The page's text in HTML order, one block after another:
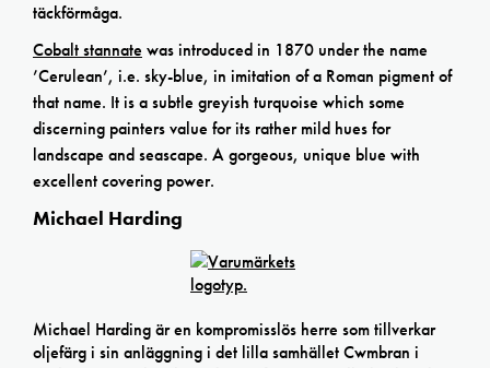
täckförmåga.
Cobalt stannate was introduced in 1870 under the name
’Cerulean’, i.e. sky-blue, in imitation of a Roman pigment of
that name. It is a subtle greyish turquoise which some
discerning painters value for its rather mild hues for
landscape and seascape. A gorgeous, unique blue with
excellent covering power.
Michael Harding
Michael Harding är en kompromisslös herre som tillverkar
oljefärg i sin anläggning i det lilla samhället Cwmbran i